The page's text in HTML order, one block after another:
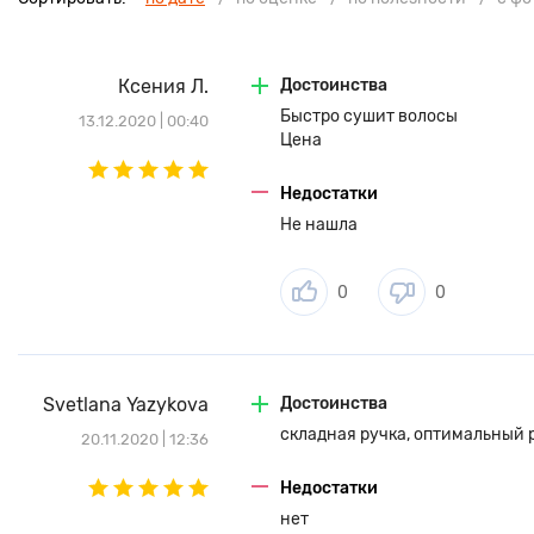
Ксения Л.
13.12.2020 | 00:40
Достоинства
Быстро сушит волосы
Цена
Недостатки
Не нашла
0 0
Svetlana Yazykova
20.11.2020 | 12:36
Достоинства
складная ручка, оптимальный
Недостатки
нет